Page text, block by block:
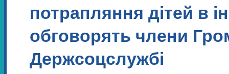
потрапляння дітей в
обговорять члени
Держсоцслужбі